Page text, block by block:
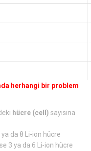
herhangi bir problem
hücre (cell) sayısına
da 8 Li-ion hücre
3 ya da 6 Li-ion hücre